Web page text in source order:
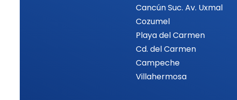
Cancún Suc. Av. Uxmal
Cozumel
Playa del Carmen
Cd. del Carmen
Campeche
Villahermosa